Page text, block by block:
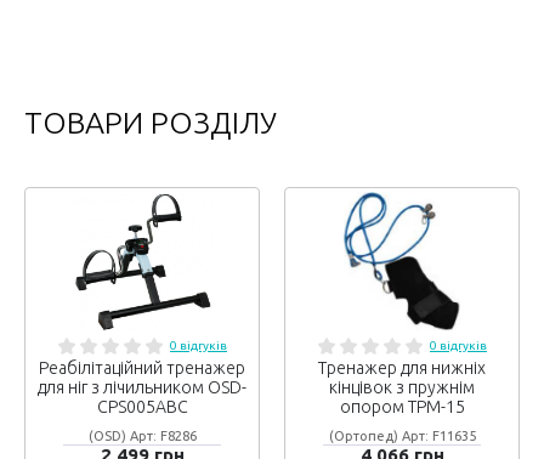
ТОВАРИ РОЗДІЛУ
0 відгуків
Реабілітаційний тренажер
для ніг з лічильником OSD-
CPS005ABC
(OSD) Арт: F8286
2 499 грн
0 відгуків
Тренажер для нижніх
кінцівок з пружнім
опором ТРМ-15
(Ортопед) Арт: F11635
4 066 грн